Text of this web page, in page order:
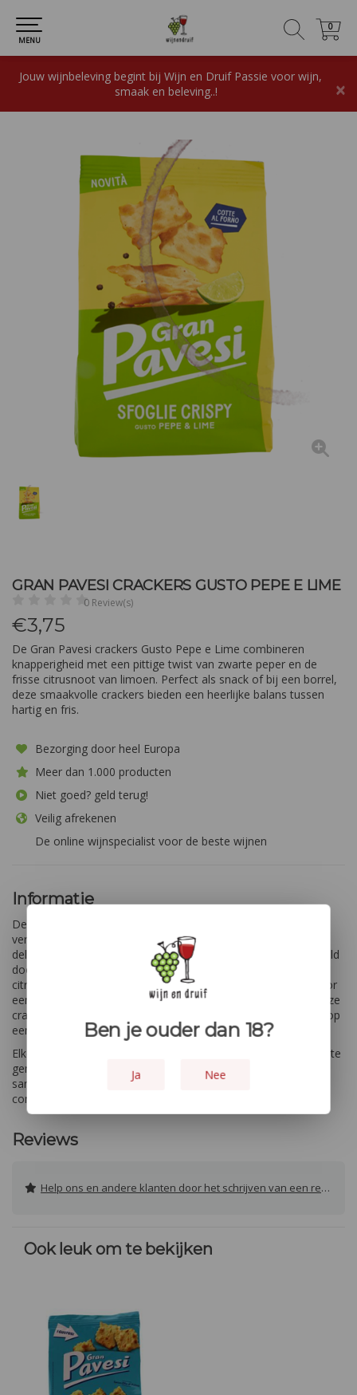
0
0
MENU
Jouw wijnbeleving begint bij Wijn en Druif Passie voor wijn,
smaak en beleving..!
×
GRAN PAVESI CRACKERS GUSTO PEPE E LIME
0 Review(s)
€3,75
De Gran Pavesi crackers Gusto Pepe e Lime combineren
knapperigheid met een pittige twist van zwarte peper en de
frisse citrusnoot van limoen. Perfect als snack of bij een borrel,
deze smaakvolle crackers bieden een heerlijke balans tussen
hartig en fris.
Bezorging door heel Europa
Meer dan 1.000 producten
Niet goed? geld terug!
Veilig afrekenen
De online wijnspecialist voor de beste wijnen
Informatie
De Gran Pavesi crackers Gusto Pepe e Lime bieden een
verrassende smaaksensatie die je smaakpapillen prikkelt. De
delicate knapperigheid van de crackers wordt perfect aangevuld
door de pittige warmte van zwarte peper en het verfrissende,
citrusachtige aroma van limoen. Dit smaakvolle duo zorgt voor
een harmonieus evenwicht tussen hartig en fris, waardoor deze
crackers ideaal zijn als lichte snack, borrelhapje of aanvulling op
een kaasplank.
Elke hap brengt een vleugje mediterrane flair, perfect om van te
genieten tijdens een ontspannen moment of een gezellig
samenzijn. Proef het unieke karakter van deze verfijnde
combinatie!
Reviews
Help ons en andere klanten door het schrijven van een review
Ook leuk om te bekijken
Ben je ouder dan 18?
Ja Nee